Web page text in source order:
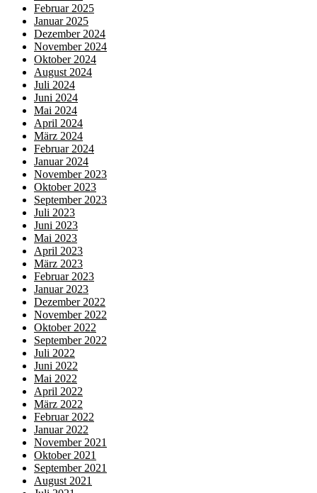
Februar 2025
Januar 2025
Dezember 2024
November 2024
Oktober 2024
August 2024
Juli 2024
Juni 2024
Mai 2024
April 2024
März 2024
Februar 2024
Januar 2024
November 2023
Oktober 2023
September 2023
Juli 2023
Juni 2023
Mai 2023
April 2023
März 2023
Februar 2023
Januar 2023
Dezember 2022
November 2022
Oktober 2022
September 2022
Juli 2022
Juni 2022
Mai 2022
April 2022
März 2022
Februar 2022
Januar 2022
November 2021
Oktober 2021
September 2021
August 2021